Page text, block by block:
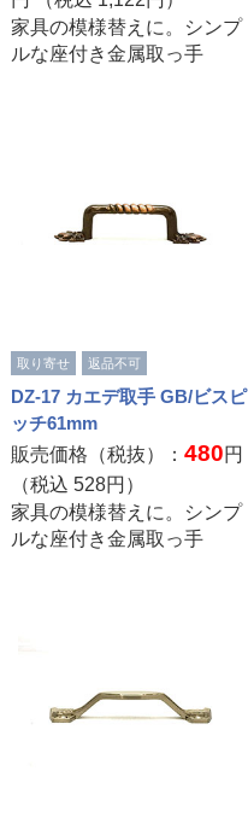
家具の模様替えに。シンプ
ルな座付き金属取っ手
取り寄せ 返品不可
DZ-17 カエデ取手 GB/ビスピ
ッチ61mm
販売価格（税抜）： 480円
（税込 528円）
家具の模様替えに。シンプ
ルな座付き金属取っ手